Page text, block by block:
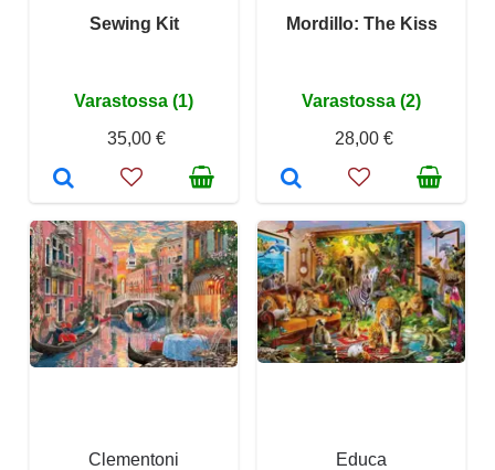
Sewing Kit
Varastossa (1)
35,00 €
Mordillo: The Kiss
Varastossa (2)
28,00 €
Clementoni
Educa